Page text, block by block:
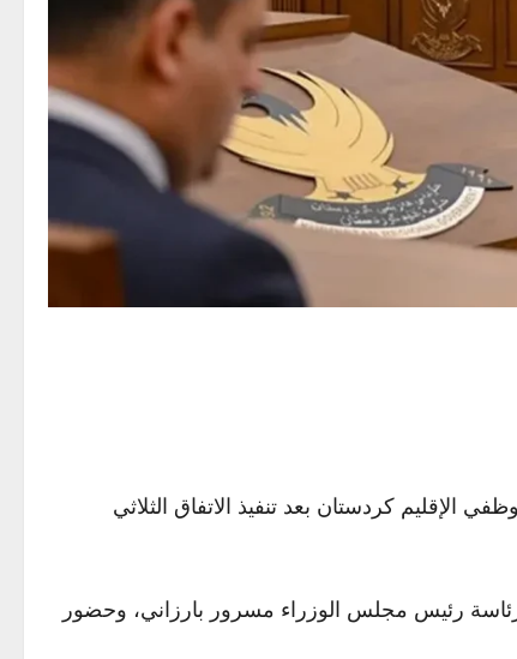
الإقليم كردستان بعد تنفيذ الاتفاق الثلاثي
رئيس مجلس الوزراء مسرور بارزاني، وحضور